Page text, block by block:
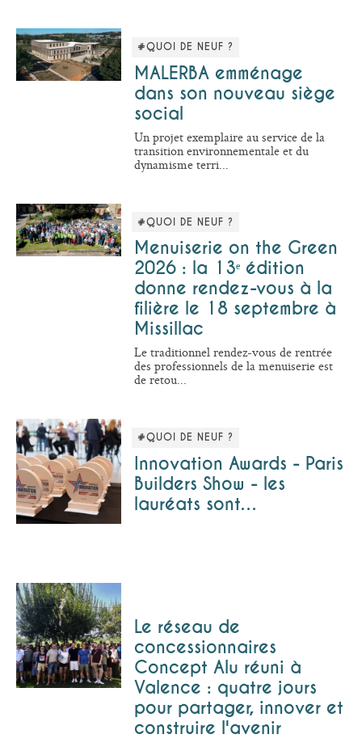
#QUOI DE NEUF ?
MALERBA emménage
dans son nouveau siège
social
Un projet exemplaire au service de la
transition environnementale et du
dynamisme terri...
#QUOI DE NEUF ?
Menuiserie on the Green
2026 : la 13ᵉ édition
donne rendez-vous à la
filière le 18 septembre à
Missillac
Le traditionnel rendez-vous de rentrée
des professionnels de la menuiserie est
de retou...
#QUOI DE NEUF ?
Innovation Awards - Paris
Builders Show - les
lauréats sont…
Le réseau de
concessionnaires
Concept Alu réuni à
Valence : quatre jours
pour partager, innover et
construire l'avenir